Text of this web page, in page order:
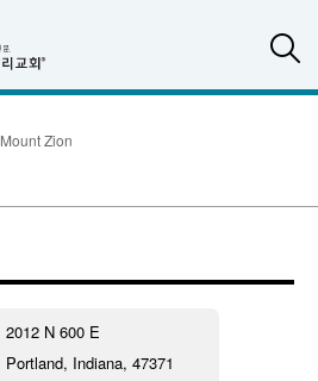
Mount Zion
2012 N 600 E
Portland, Indiana, 47371